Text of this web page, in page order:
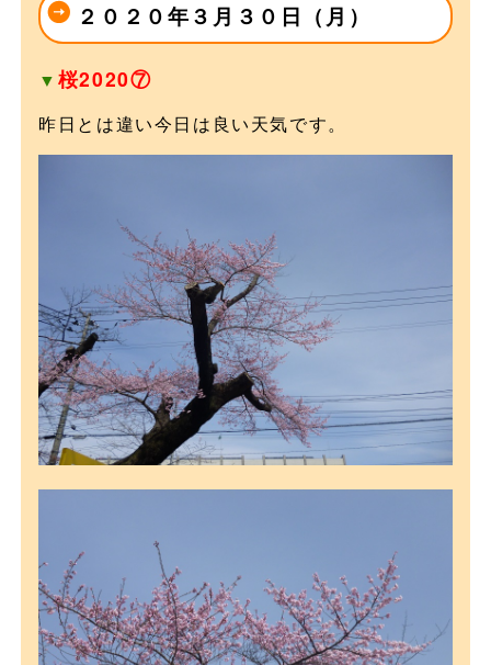
２０２０年３月３０日（月）
▼ 桜2020⑦
昨日とは違い今日は良い天気です。